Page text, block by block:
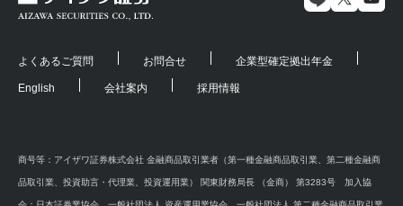
よくあるご質問 お問合せ 企業型確定拠出年金
English 会社案内 採用情報
商号等：アイザワ証券株式会社 金融商品取引業者（第一種金融商品取引業、第二種金融商
品取引業、投資助言・代理業、投資運用業） 関東財務局長 （金商） 第3283号 加入協